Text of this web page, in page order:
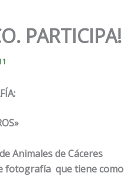
PARTICIPA!
:
Animales de Cáceres
fotografía que tiene como